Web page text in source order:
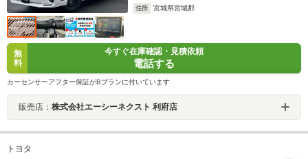
住所
宮城県宮城郡
無
料
今すぐ在庫確認・見積依頼
電話する
カーセンサーアフター保証がBプランに付いています
販売店： 株式会社エーシーネクスト 利府店
トヨタ